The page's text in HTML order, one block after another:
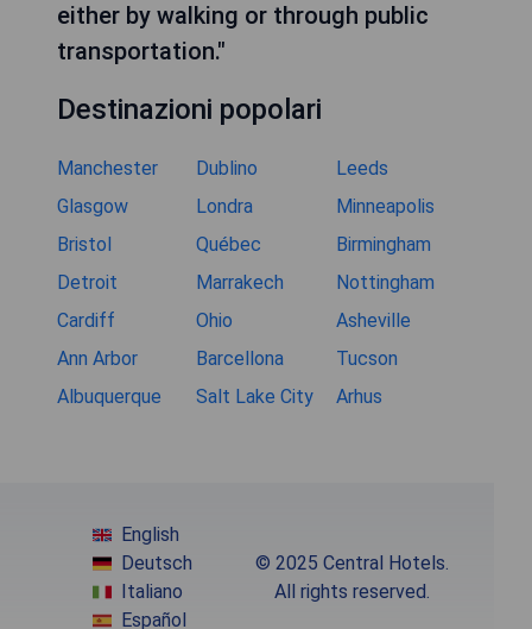
either by walking or through public
transportation."
Destinazioni popolari
Manchester Dublino
Leeds
Glasgow
Londra
Minneapolis
Bristol
Québec
Birmingham
Detroit
Marrakech
Nottingham
Cardiff
Ohio
Asheville
Ann Arbor
Barcellona
Tucson
Albuquerque
Salt Lake City Arhus
English
Deutsch
Italiano
Español
© 2025 Central Hotels.
All rights reserved.